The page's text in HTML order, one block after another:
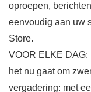
oproepen,
eenvoudig aan uw
Store.
VOOR ELKE DAG:
het nu gaat om
vergadering: met